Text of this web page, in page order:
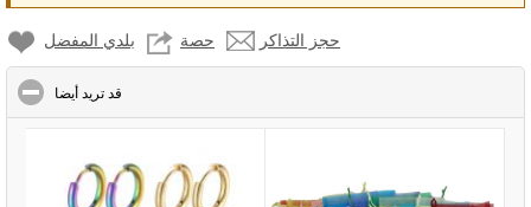
بلدي المفضل حصة حجز التذاكر
قد تريد أيضا